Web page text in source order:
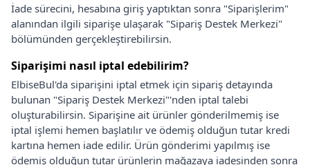
İade sürecini, hesabına giriş yaptıktan sonra "Siparişlerim"
alanından ilgili siparişe ulaşarak "Sipariş Destek Merkezi"
bölümünden gerçekleştirebilirsin.
Siparişimi nasıl iptal edebilirim?
ElbiseBul'da siparişini iptal etmek için sipariş detayında
bulunan "Sipariş Destek Merkezi"'nden iptal talebi
oluşturabilirsin. Siparişine ait ürünler gönderilmemiş ise
iptal işlemi hemen başlatılır ve ödemiş olduğun tutar kredi
kartına hemen iade edilir. Ürün gönderimi yapılmış ise
ödemiş olduğun tutar ürünlerin mağazaya iadesinden sonra